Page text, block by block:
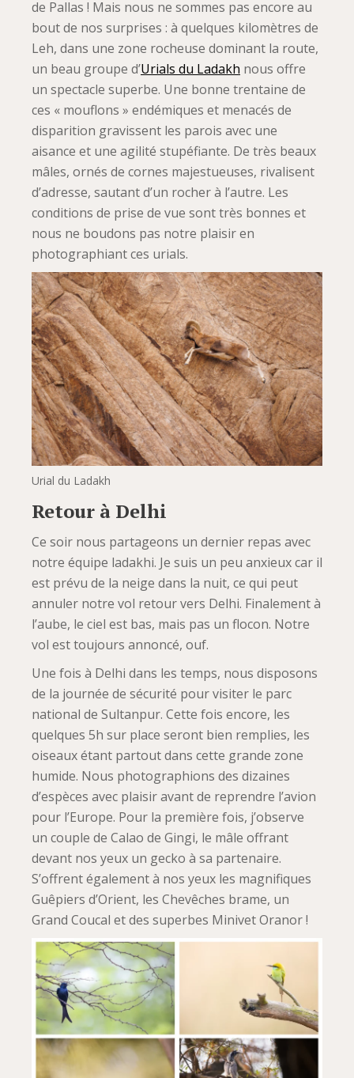
de Pallas ! Mais nous ne sommes pas encore au
bout de nos surprises : à quelques kilomètres de
Leh, dans une zone rocheuse dominant la route,
un beau groupe d’Urials du Ladakh nous offre
un spectacle superbe. Une bonne trentaine de
ces « mouflons » endémiques et menacés de
disparition gravissent les parois avec une
aisance et une agilité stupéfiante. De très beaux
mâles, ornés de cornes majestueuses, rivalisent
d’adresse, sautant d’un rocher à l’autre. Les
conditions de prise de vue sont très bonnes et
nous ne boudons pas notre plaisir en
photographiant ces urials.
Urial du Ladakh
Retour à Delhi
Ce soir nous partageons un dernier repas avec
notre équipe ladakhi. Je suis un peu anxieux car il
est prévu de la neige dans la nuit, ce qui peut
annuler notre vol retour vers Delhi. Finalement à
l’aube, le ciel est bas, mais pas un flocon. Notre
vol est toujours annoncé, ouf.
Une fois à Delhi dans les temps, nous disposons
de la journée de sécurité pour visiter le parc
national de Sultanpur. Cette fois encore, les
quelques 5h sur place seront bien remplies, les
oiseaux étant partout dans cette grande zone
humide. Nous photographions des dizaines
d’espèces avec plaisir avant de reprendre l’avion
pour l’Europe. Pour la première fois, j’observe
un couple de Calao de Gingi, le mâle offrant
devant nos yeux un gecko à sa partenaire.
S’offrent également à nos yeux les magnifiques
Guêpiers d’Orient, les Chevêches brame, un
Grand Coucal et des superbes Minivet Oranor !